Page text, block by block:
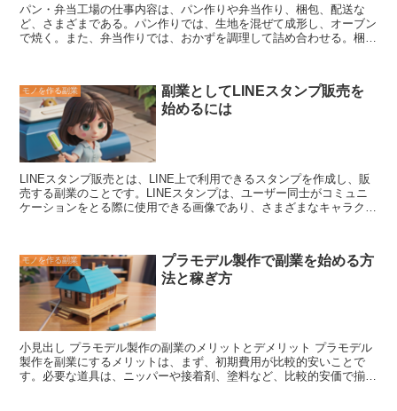
パン・弁当工場の仕事内容は、パン作りや弁当作り、梱包、配送な
ど、さまざまである。パン作りでは、生地を混ぜて成形し、オーブン
で焼く。また、弁当作りでは、おかずを調理して詰め合わせる。梱包
る。パン作りでは、生地の扱い方や焼き加減が重要であり、弁当作り
では、おかずの調理法や詰め合わせ方が重要である。また、梱包や配
送も、丁寧かつ迅速に行うことが求められる。
事は、比較的体力仕事である。長時間立ちっぱなしで作業したり、重
い荷物を運んだりすることがある。また、工場内は高温多湿になりが
ちである。そのため、体力に自信のある人が向いている仕事である。
モノを作る副業
副業としてLINEスタンプ販売を
始めるには
LINEスタンプ販売とは 、LINE上で利用できるスタンプを作成し、販
売する副業のことです。LINEスタンプは、ユーザー同士がコミュニ
ケーションをとる際に使用できる画像であり、さまざまなキャラクタ
法は、まずLINEクリエイターズマーケットに登録することから始ま
ります。LINEクリエイターズマーケットは、LINEスタンプの販売・
購入を行うことができるプラットフォームです。登録後は、スタンプ
の制作に取り掛かります。スタンプは、イラストレーターなどの専門
的なスキルがなくても、簡単に作成することができます。LINEスタ
ンプ販売には、イラストレーター、グラフィックデザイナー、漫画
家、ライターなど、さまざまなスキルを持つ人が参加しています。自
分の得意なスキルを活かして、オリジナリティ溢れるスタンプを作成
することが大切です。LINEスタンプ販売の収益は
、販売したスタン
モノを作る副業
プラモデル製作で副業を始める方
法と稼ぎ方
小見出し プラモデル製作の副業のメリットとデメリット
製作を副業にするメリットは、まず、初期費用が比較的安いことで
す。必要な道具は、ニッパーや接着剤、塗料など、比較的安価で揃え